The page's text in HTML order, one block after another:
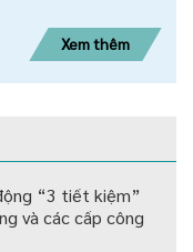
Xem thêm
“3 tiết kiệm”
và các cấp công